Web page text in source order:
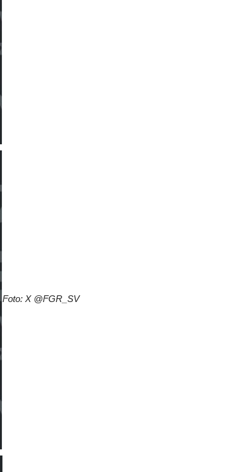
Foto: X @FGR_SV